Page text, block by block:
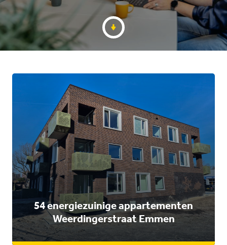
CONTACT
54 energiezuinige appartementen
Weerdingerstraat Emmen